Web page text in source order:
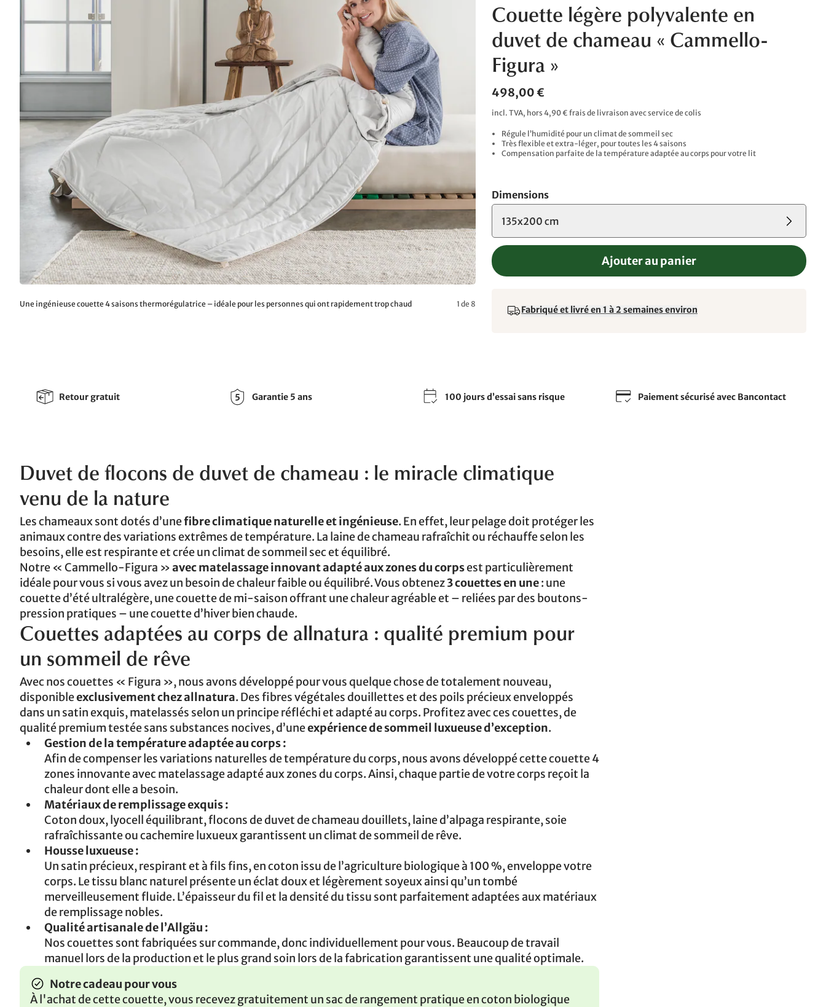
Une ingénieuse couette 4 saisons thermorégulatrice – idéale pour les personnes qui ont rapidement trop chaud 1 de 8
Couette légère polyvalente en
duvet de chameau « Cammello-
Figura »
498,00 €
incl. TVA, hors 4,90 € frais de livraison avec service de colis
Régule l’humidité pour un climat de sommeil sec
Très flexible et extra-léger, pour toutes les 4 saisons
Compensation parfaite de la température adaptée au corps pour votre lit
Dimensions
135x200 cm
Ajouter au panier
Fabriqué et livré en 1 à 2 semaines environ
Retour gratuit Garantie 5 ans 100 jours d’essai sans risque Paiement sécurisé avec Bancontact
Duvet de flocons de duvet de chameau : le miracle climatique
venu de la nature
Les chameaux sont dotés d’unefibre climatique naturelle et ingénieuse. En effet, leur pelage doit protéger les
animaux contre des variations extrêmes de température. La laine de chameau rafraîchit ou réchauffe selon les
besoins, elle est respirante et crée un climat de sommeil sec et équilibré.
Notre « Cammello-Figura »avec matelassage innovant adapté aux zones du corpsest particulièrement
idéale pour vous si vous avez un besoin de chaleur faible ou équilibré. Vous obtenez3 couettes en une: une
couette d’été ultralégère, une couette de mi-saison offrant une chaleur agréable et – reliées par des boutons-
pression pratiques – une couette d’hiver bien chaude.
Couettes adaptées au corps de allnatura : qualité premium pour
un sommeil de rêve
Avec nos couettes « Figura », nous avons développé pour vous quelque chose de totalement nouveau,
disponibleexclusivement chez allnatura. Des fibres végétales douillettes et des poils précieux enveloppés
dans un satin exquis, matelassés selon un principe réfléchi et adapté au corps. Profitez avec ces couettes, de
qualité premium testée sans substances nocives, d’uneexpérience de sommeil luxueuse d’exception.
Gestion de la température adaptée au corps :
Afin de compenser les variations naturelles de température du corps, nous avons développé cette couette 4
zones innovante avec matelassage adapté aux zones du corps. Ainsi, chaque partie de votre corps reçoit la
chaleur dont elle a besoin.
Matériaux de remplissage exquis :
Coton doux, lyocell équilibrant, flocons de duvet de chameau douillets, laine d’alpaga respirante, soie
rafraîchissante ou cachemire luxueux garantissent un climat de sommeil de rêve.
Housse luxueuse :
Un satin précieux, respirant et à fils fins, en coton issu de l’agriculture biologique à 100 %, enveloppe votre
corps. Le tissu blanc naturel présente un éclat doux et légèrement soyeux ainsi qu’un tombé
merveilleusement fluide. L’épaisseur du fil et la densité du tissu sont parfaitement adaptées aux matériaux
de remplissage nobles.
Qualité artisanale de l’Allgäu :
Nos couettes sont fabriquées sur commande, donc individuellement pour vous. Beaucoup de travail
manuel lors de la production et le plus grand soin lors de la fabrication garantissent une qualité optimale.
Notre cadeau pour vous
À l'achat de cette couette, vous recevez gratuitement un sac de rangement pratique en coton biologique